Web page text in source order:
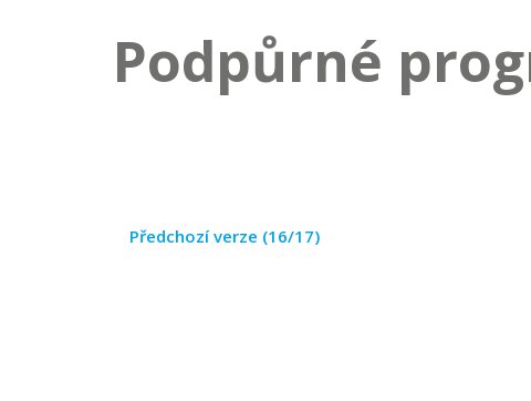
Podpůrné
Předchozí verze (16/17)